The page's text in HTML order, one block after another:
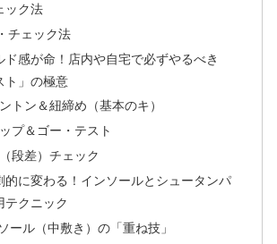
ック法
チェック法
ド感が命！店内や自宅で必ずやるべき
ト」の極意
トン＆紐締め（基本のキ）
プ＆ゴー・テスト
段差）チェック
的に変わる！インソールとシュータンパ
テクニック
ール（中敷き）の「重ね技」